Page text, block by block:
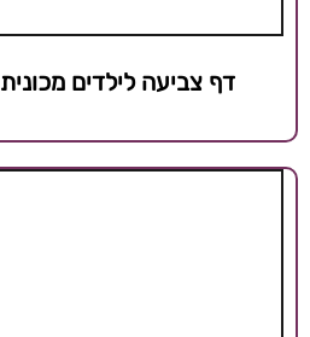
דף צביעה לילדים מכונית